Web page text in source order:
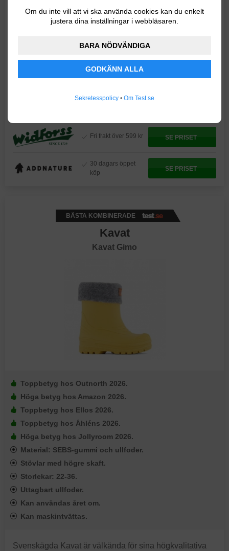
Om du inte vill att vi ska använda cookies kan du enkelt
justera dina inställningar i webbläsaren.
BARA NÖDVÄNDIGA
GODKÄNN ALLA
Sekretesspolicy • Om Test.se
Butiker & priser
Fri frakt över 699 kr
barn- och
Fri frakt över 599 kr SE PRISET
30 dagars öppet
köp
SE PRISET
BÄSTA KOMBINERADE
Kavat
Kavat Gimo
Toppbetyg hos Outnorth 2026.
Höga betyg hos Amazon 2026.
Toppbetyg hos Ellos 2026.
Toppbetyg hos Åhléns 2026.
Höga betyg hos Jollyroom 2026.
Material: SEBS-gummi och ullfoder.
Stövlar med högre skaft.
Storlekar: 22-36.
Uttagbart ullfoder.
Kan användas året om.
Kan maskintvättas.
Svenskägda Kavat är välkända för sina högkvalitativa